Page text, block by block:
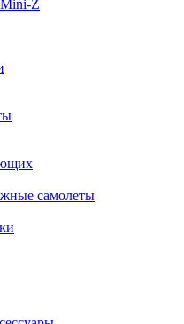
Z
самолеты